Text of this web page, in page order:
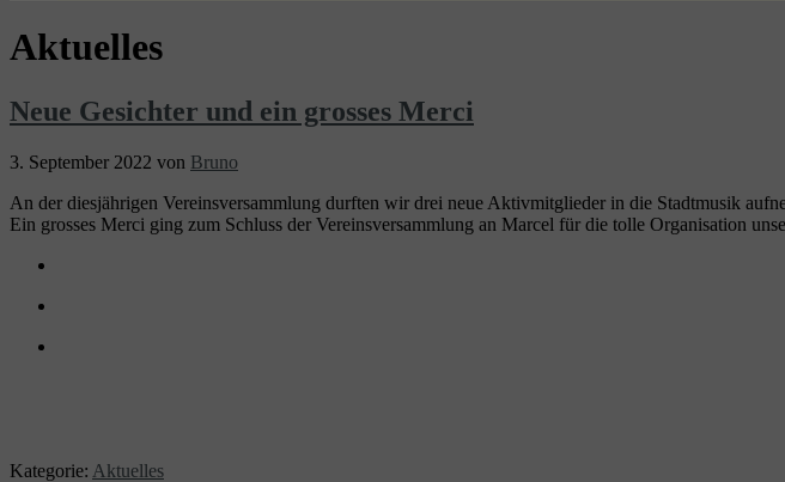
Aktuelles
Neue Gesichter und ein grosses Merci
3. September 2022 von Bruno
An der diesjährigen Vereinsversammlung durften wir drei neue Aktivmitglieder in die Stadtmusik
Ein grosses Merci ging zum Schluss der Vereinsversammlung an Marcel für die tolle Organisation
Kategorie: Aktuelles